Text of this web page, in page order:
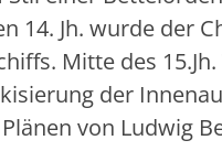
14. Jh. wurde der
Mitte des
der
von Ludwig